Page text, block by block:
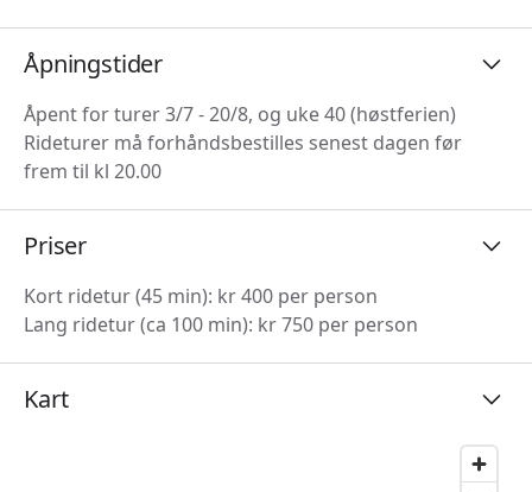
Åpningstider
Åpent for turer 3/7 - 20/8, og uke 40 (høstferien)
Rideturer må forhåndsbestilles senest dagen før
frem til kl 20.00
Priser
Kort ridetur (45 min): kr 400 per person
Lang ridetur (ca 100 min): kr 750 per person
Kart